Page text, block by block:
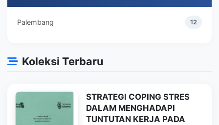
Palembang 12
Koleksi Terbaru
STRATEGI COPING STRES
DALAM MENGHADAPI
TUNTUTAN KERJA PADA